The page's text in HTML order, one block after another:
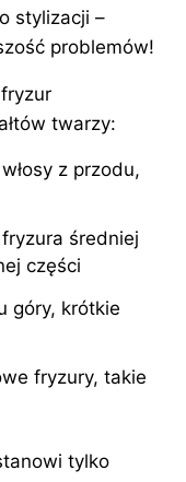
stylizacji –
problemów!
twarzy:
z przodu,
fryzura średniej
części
góry, krótkie
fryzury, takie
tylko